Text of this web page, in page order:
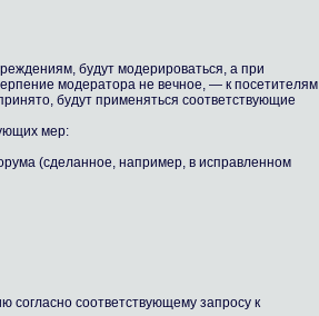
будут модерироваться, а при
модератора не вечное, — к посетителям
будут применяться соответствующие
мер:
(сделанное, например, в исправленном
согласно соответствующему запросу к